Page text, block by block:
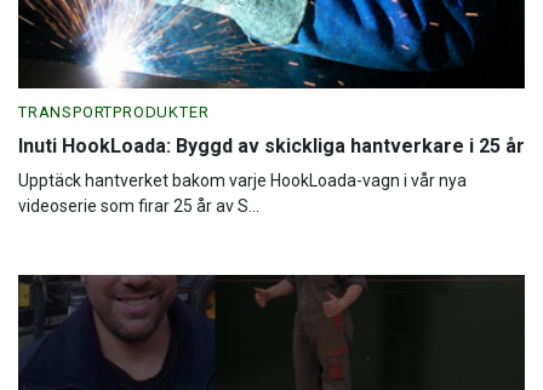
TRANSPORTPRODUKTER
Inuti HookLoada: Byggd av skickliga hantverkare i 25 år
Upptäck hantverket bakom varje HookLoada-vagn i vår nya
videoserie som firar 25 år av S...